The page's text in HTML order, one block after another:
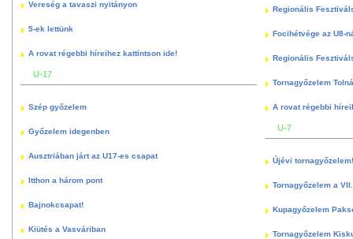
Vereség a tavaszi nyitányon
5-ek lettünk
A rovat régebbi híreihez kattintson ide!
U-17
Szép győzelem
Győzelem idegenben
Ausztriában járt az U17-es csapat
Itthon a három pont
Bajnokcsapat!
Kiütés a Vasváriban
Regionális
Focihétvége az U8-
Regionális
Tornagyőzelem
A rovat régebbi
U-7
Újévi tornagyőzelem!
Tornagyőzelem a
Kupagyőzelem
Tornagyőzelem